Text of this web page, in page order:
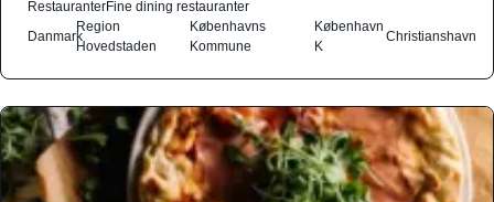
RestauranterFine dining restauranter
Danmark
Region
Hovedstaden
Københavns
Kommune
København
K
Christianshavn